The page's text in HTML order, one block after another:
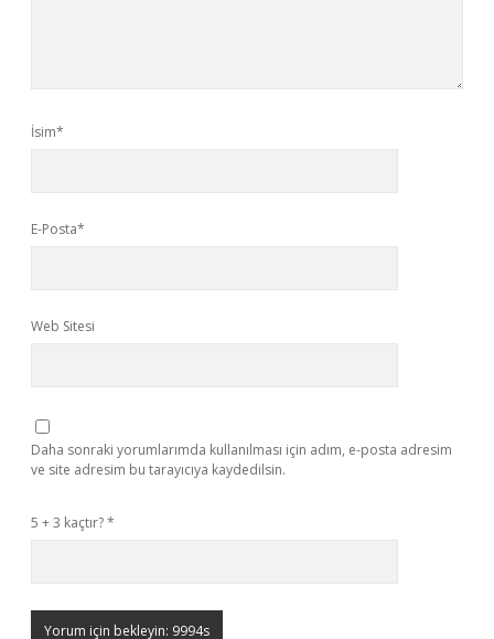
İsim*
E-Posta*
Web Sitesi
Daha sonraki yorumlarımda kullanılması için adım, e-posta adresim
ve site adresim bu tarayıcıya kaydedilsin.
5 + 3 kaçtır?*